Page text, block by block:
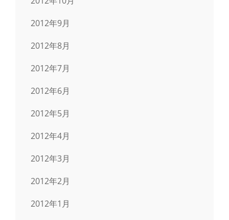
2012年9月
2012年8月
2012年7月
2012年6月
2012年5月
2012年4月
2012年3月
2012年2月
2012年1月